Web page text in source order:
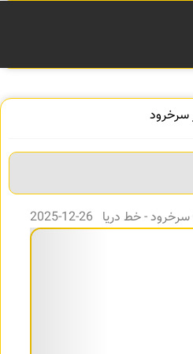
سرخرود - خط دریا 26-12-2025